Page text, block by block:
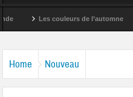
Les couleurs de l’automne
Home Nouveau